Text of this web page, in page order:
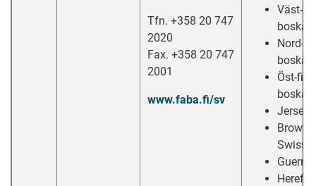
Tfn. +358 20 747
2020
Fax. +358 20 747
2001
www.faba.fi/sv
Väst-
boskap
Nord-
boskap
Öst-
boskap
Jersey
Brown
Swiss